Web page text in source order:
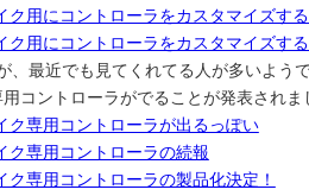
ク用にコントローラをカスタマイズする
ク用にコントローラをカスタマイズする
、最近でも見てくれてる人が多いようで
コントローラがでることが発表されま
ク専用コントローラが出るっぽい
ク専用コントローラの続報
ク専用コントローラの製品化決定！